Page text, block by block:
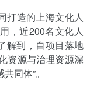
打造的上海文化人
，近200名文化人
解到，自项目落地
资源与治理资源深
同体”。